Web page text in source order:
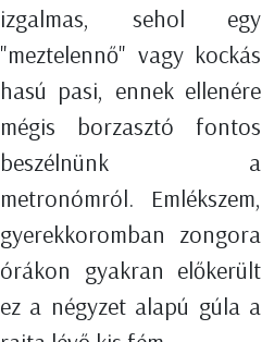
izgalmas, sehol egy
"meztelennő" vagy kockás
hasú pasi, ennek ellenére
mégis borzasztó fontos
beszélnünk a
metronómról. Emlékszem,
gyerekkoromban zongora
órákon gyakran előkerült
ez a négyzet alapú gúla a